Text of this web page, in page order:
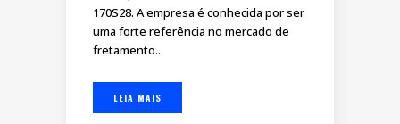
170S28. A empresa é conhecida por ser
uma forte referência no mercado de
fretamento...
LEIA MAIS